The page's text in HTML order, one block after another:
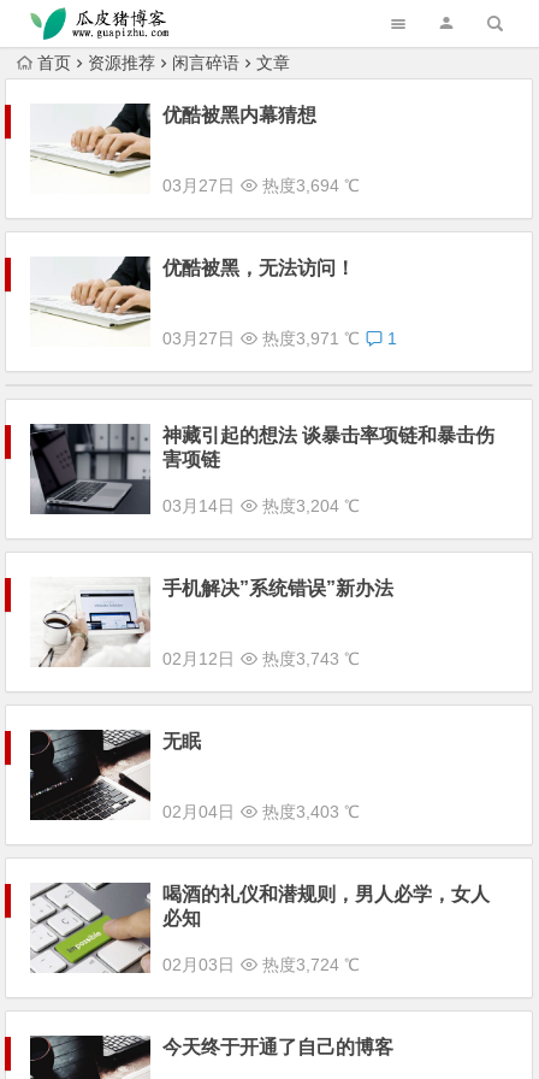
跳转到主内容
首页 资源推荐 闲言碎语 文章
优酷被黑内幕猜想
03月27日 热度3,694 ℃
优酷被黑，无法访问！
03月27日 热度3,971 ℃ 1
神藏引起的想法 谈暴击率项链和暴击伤
害项链
03月14日 热度3,204 ℃
手机解决”系统错误”新办法
02月12日 热度3,743 ℃
无眠
02月04日 热度3,403 ℃
喝酒的礼仪和潜规则，男人必学，女人
必知
02月03日 热度3,724 ℃
今天终于开通了自己的博客